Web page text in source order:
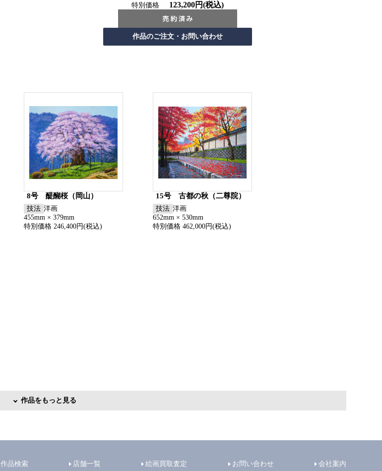
特別価格 123,200円(税込)
8号 醍醐桜（岡山）
技法 洋画
455mm × 379mm
特別価格 246,400円(税込)
15号 古都の秋（二尊院）
技法 洋画
652mm × 530mm
特別価格 462,000円(税込)
作品をもっと見る
作品検索 店舗一覧 絵画買取査定 お問い合わせ 会社案内